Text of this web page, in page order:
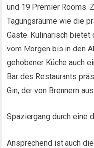
und 19 Premier Rooms.
Tagungsräume wie die
Gäste. Kulinarisch bietet
vom Morgen bis in den
gehobener Küche auch
Bar des Restaurants
Gin, der von Brennern
Spaziergang durch eine
Ansprechend ist auch